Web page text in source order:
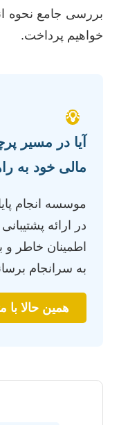
بررسی جامع نحوه
خواهیم پرداخت.
💡
آیا در مسیر
مالی خود به
موسسه انجام
در ارائه
اطمینان خاطر و
به سرانجام
همین حالا